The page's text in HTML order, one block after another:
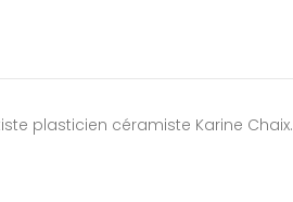
plasticien céramiste Karine Chaix.